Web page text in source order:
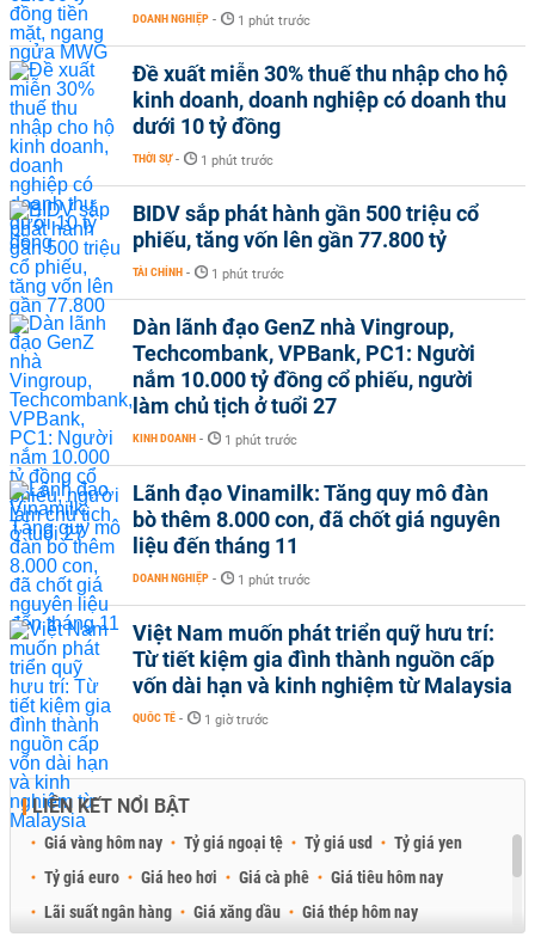
DOANH NGHIỆP - 1 phút trước
Đề xuất miễn 30% thuế thu nhập cho hộ
kinh doanh, doanh nghiệp có doanh thu
dưới 10 tỷ đồng
THỜI SỰ - 1 phút trước
BIDV sắp phát hành gần 500 triệu cổ
phiếu, tăng vốn lên gần 77.800 tỷ
TÀI CHÍNH - 1 phút trước
Dàn lãnh đạo GenZ nhà Vingroup,
Techcombank, VPBank, PC1: Người
nắm 10.000 tỷ đồng cổ phiếu, người
làm chủ tịch ở tuổi 27
KINH DOANH - 1 phút trước
Lãnh đạo Vinamilk: Tăng quy mô đàn
bò thêm 8.000 con, đã chốt giá nguyên
liệu đến tháng 11
DOANH NGHIỆP - 1 phút trước
Việt Nam muốn phát triển quỹ hưu trí:
Từ tiết kiệm gia đình thành nguồn cấp
vốn dài hạn và kinh nghiệm từ Malaysia
QUỐC TẾ - 1 giờ trước
LIÊN KẾT NỔI BẬT
Giá vàng hôm nay Tỷ giá ngoại tệ Tỷ giá usd
Tỷ giá yen
Tỷ giá euro
Giá heo hơi Giá cà phê
Giá tiêu hôm nay
Lãi suất ngân hàng
Giá xăng dầu
Giá thép hôm nay